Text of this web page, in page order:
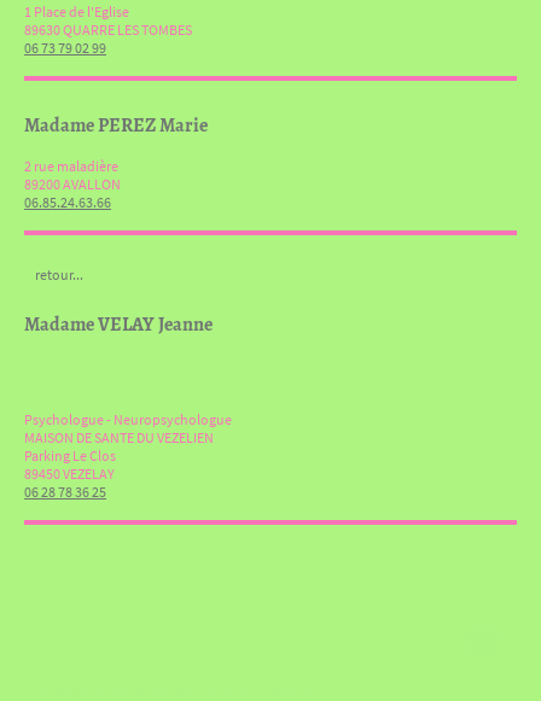
1 Place de l'Eglise
89630 QUARRE LES TOMBES
06 73 79 02 99
Madame PEREZ Marie
2 rue maladière
89200 AVALLON
06.85.24.63.66
retour...
Madame VELAY Jeanne
Psychologue - Neuropsychologue
MAISON DE SANTE DU VEZELIEN
Parking Le Clos
89450 VEZELAY
06 28 78 36 25